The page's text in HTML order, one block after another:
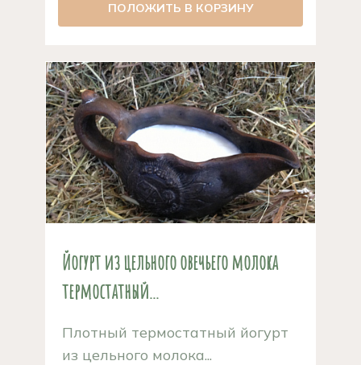
ПОЛОЖИТЬ В КОРЗИНУ
Йогурт из цельного овечьего молока
термостатный...
Плотный термостатный йогурт
из цельного молока...